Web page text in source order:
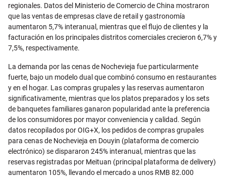
regionales. Datos del Ministerio de Comercio de China mostraron
que las ventas de empresas clave de retail y gastronomía
aumentaron 5,7% interanual, mientras que el flujo de clientes y la
facturación en los principales distritos comerciales crecieron 6,7% y
7,5%, respectivamente.
La demanda por las cenas de Nochevieja fue particularmente
fuerte, bajo un modelo dual que combinó consumo en restaurantes
y en el hogar. Las compras grupales y las reservas aumentaron
significativamente, mientras que los platos preparados y los sets
de banquetes familiares ganaron popularidad ante la preferencia
de los consumidores por mayor conveniencia y calidad. Según
datos recopilados por OIG+X, los pedidos de compras grupales
para cenas de Nochevieja en Douyin (plataforma de comercio
electrónico) se dispararon 245% interanual, mientras que las
reservas registradas por Meituan (principal plataforma de delivery)
aumentaron 105%, llevando el mercado a unos RMB 82.000